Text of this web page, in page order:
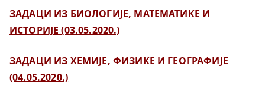
ЗАДАЦИ ИЗ БИОЛОГИЈЕ, МАТЕМАТИКЕ И
ИСТОРИЈЕ (03.05.2020.)
ЗАДАЦИ ИЗ ХЕМИЈЕ, ФИЗИКЕ И ГЕОГРАФИЈЕ
(04.05.2020.)